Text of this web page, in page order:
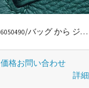
6050490/バッグ から ジミー・チュウ/JIMMY CHOO
価格お問い合わせ
詳細